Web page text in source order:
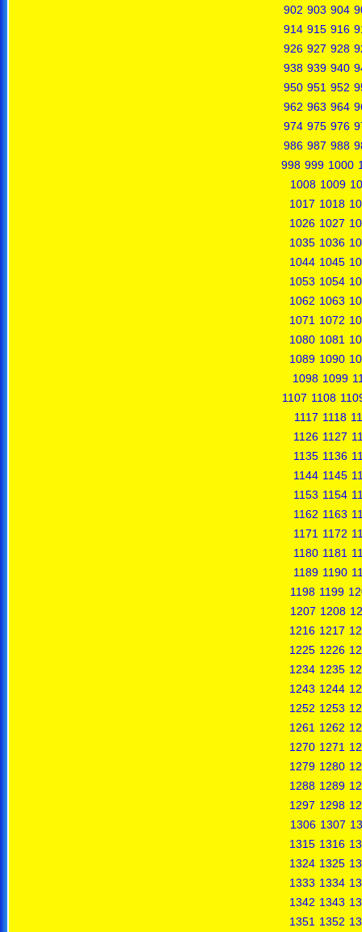
902 903 904
914 915 916
926 927 928
938 939 940
950 951 952
962 963 964
974 975 976
986 987 988
998 999 1000
1008 1009
1017 1018
1026 1027
1035 1036
1044 1045
1053 1054
1062 1063
1071 1072
1080 1081
1089 1090
1098 1099
1107 1108
1117 1118
1126 1127
1135 1136
1144 1145
1153 1154
1162 1163
1171 1172
1180 1181
1189 1190
1198 1199
1207 1208
1216 1217
1225 1226
1234 1235
1243 1244
1252 1253
1261 1262
1270 1271
1279 1280
1288 1289
1297 1298
1306 1307
1315 1316
1324 1325
1333 1334
1342 1343
1351 1352